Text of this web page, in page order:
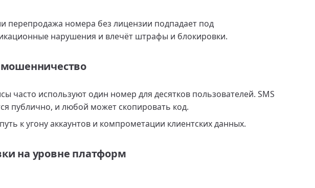
перепродажа номера без лицензии подпадает под
нарушения и влечёт штрафы и блокировки.
часто используют один номер для десятков пользователей. SMS
публично, и любой может скопировать код.
к угону аккаунтов и компрометации клиентских данных.
на уровне платформ